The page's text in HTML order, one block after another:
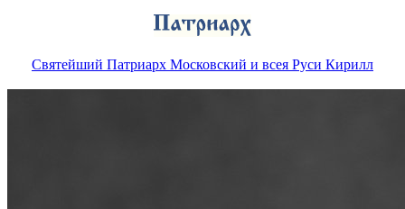
Святейший Патриарх Московский и всея Руси Кирилл